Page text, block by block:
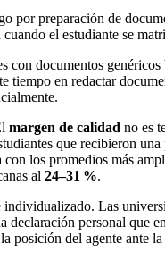
por preparación de
el estudiante se
con documentos
en redactar
margen de calidad no es
que recibieron
los promedios más
al 24–31 %.
Las
declaración personal que
posición del agente ante